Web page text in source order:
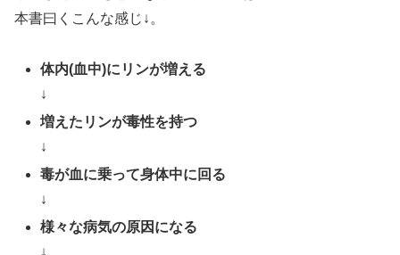
本書曰くこんな感じ↓。
体内(血中)にリンが増える
↓
増えたリンが毒性を持つ
↓
毒が血に乗って身体中に回る
↓
様々な病気の原因になる